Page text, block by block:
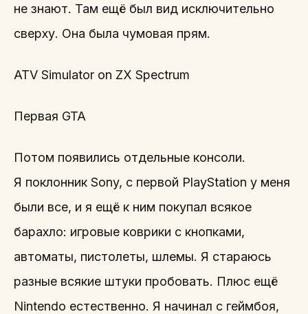
не знают. Там ещё был вид исключительно
сверху. Она была чумовая прям.
ATV Simulator on ZX Spectrum
Первая GTA
Потом появились отдельные консоли.
Я поклонник Sony, с первой PlayStation у меня
были все, и я ещё к ним покупал всякое
барахло: игровые коврики с кнопками,
автоматы, пистолеты, шлемы. Я стараюсь
разные всякие штуки пробовать. Плюс ещё
Nintendo естественно. Я начинал с геймбоя,